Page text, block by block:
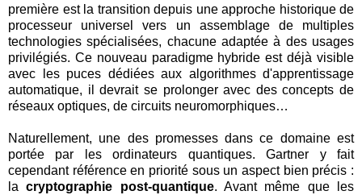
première est la transition depuis une approche historique de
processeur universel vers un assemblage de multiples
technologies spécialisées, chacune adaptée à des usages
privilégiés. Ce nouveau paradigme hybride est déjà visible
avec les puces dédiées aux algorithmes d'apprentissage
automatique, il devrait se prolonger avec des concepts de
réseaux optiques, de circuits neuromorphiques…
Naturellement, une des promesses dans ce domaine est
portée par les ordinateurs quantiques. Gartner y fait
cependant référence en priorité sous un aspect bien précis :
lacryptographie post-quantique. Avant même que les